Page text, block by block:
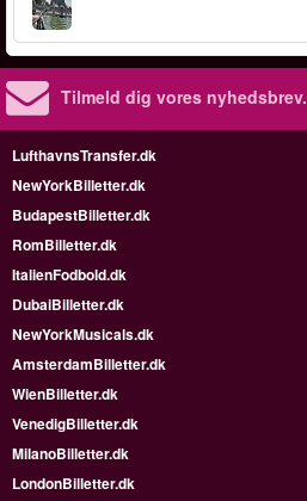
Tilmeld dig vores nyhedsbrev.
LufthavnsTransfer.dk
NewYorkBilletter.dk
BudapestBilletter.dk
RomBilletter.dk
ItalienFodbold.dk
DubaiBilletter.dk
NewYorkMusicals.dk
AmsterdamBilletter.dk
WienBilletter.dk
VenedigBilletter.dk
MilanoBilletter.dk
LondonBilletter.dk